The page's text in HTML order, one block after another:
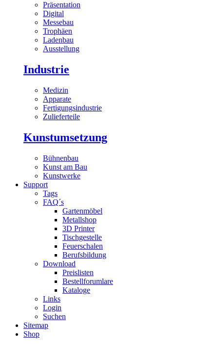
Präsentation
Digital
Messebau
Trophäen
Ladenbau
Ausstellung
Industrie
Medizin
Apparate
Fertigungsindustrie
Zulieferteile
Kunstumsetzung
Bühnenbau
Kunst am Bau
Kunstwerke
Support
Tags
FAQ´s
Gartenmöbel
Metallshop
3D Printer
Tischgestelle
Feuerschalen
Berufsbildung
Download
Preislisten
Bestellforumlare
Kataloge
Links
Login
Suchen
Sitemap
Shop